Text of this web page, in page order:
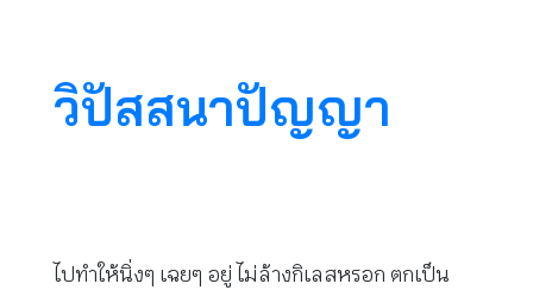
วิปัสสนาปัญญา
ไปทำให้นิ่งๆ เฉยๆ อยู่ ไม่ล้างกิเลสหรอก ตกเป็น